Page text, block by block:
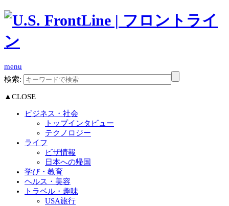
menu
検索:
▲CLOSE
ビジネス・社会
トップインタビュー
テクノロジー
ライフ
ビザ情報
日本への帰国
学び・教育
ヘルス・美容
トラベル・趣味
USA旅行